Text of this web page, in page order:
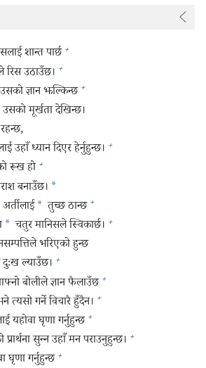
शान्त पार्छ +
रिस उठाउँछ। +
ज्ञान झल्किन्छ +
मूर्खता देखिन्छ।
उहाँ ध्यान दिएर हेर्नुहुन्छ। +
रूख हो +
बनाउँछ। *
* तुच्छ ठान्छ +
* चतुर मानिसले स्विकार्छ। +
भरिएको हुन्छ
ल्याउँछ। +
बोलीले ज्ञान फैलाउँछ +
त्यसो गर्ने विचारै हुँदैन। +
यहोवा घृणा गर्नुहुन्छ +
सुन्‍न उहाँ मन पराउनुहुन्छ। +
घृणा गर्नुहुन्छ +